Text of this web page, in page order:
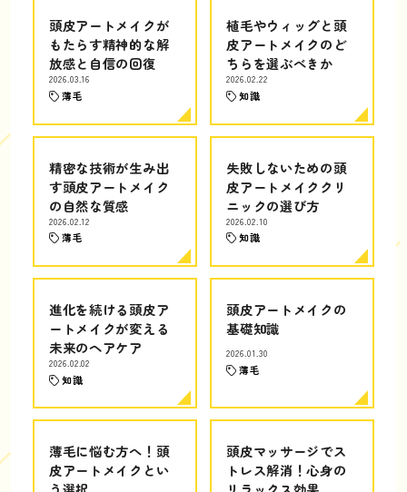
頭皮アートメイクが
もたらす精神的な解
放感と自信の回復
2026.03.16
薄毛
植毛やウィッグと頭
皮アートメイクのど
ちらを選ぶべきか
2026.02.22
知識
精密な技術が生み出
す頭皮アートメイク
の自然な質感
2026.02.12
薄毛
失敗しないための頭
皮アートメイククリ
ニックの選び方
2026.02.10
知識
進化を続ける頭皮ア
ートメイクが変える
未来のヘアケア
2026.02.02
知識
頭皮アートメイクの
基礎知識
2026.01.30
薄毛
薄毛に悩む方へ！頭
皮アートメイクとい
頭皮マッサージでス
トレス解消！心身の